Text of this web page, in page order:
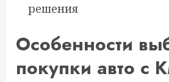
решения
Особенности
покупки авто с